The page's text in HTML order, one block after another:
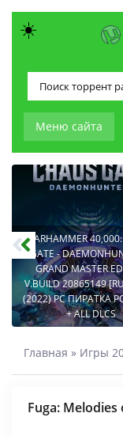
Меню сайта
WARHAMMER
GATE -
GRAND MASTER
V.BUILD 20865149
(2022) PC ПИРАТКА
+ ALL DLCS
Главная » Игры
Fuga: Melodies
☀️